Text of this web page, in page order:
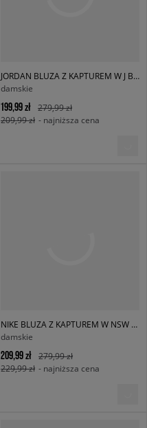
JORDAN BLUZA Z KAPTUREM W J BRK FLC PO 24
damskie
199,99 zł
279,99 zł
209,99 zł - najniższa cena
NIKE BLUZA Z KAPTUREM W NSW PHNX FLC OS PO HOODIE
damskie
209,99 zł
279,99 zł
229,99 zł - najniższa cena